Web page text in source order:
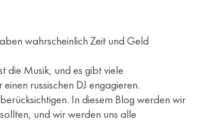
wahrscheinlich Zeit und Geld
die Musik, und es gibt viele
russischen DJ engagieren.
In diesem Blog werden wir
und wir werden uns alle